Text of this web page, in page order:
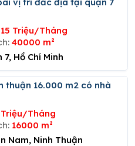
Triệu/Tháng
40000 m²
Hồ Chí Minh
Triệu/Tháng
16000 m²
Nam, Ninh Thuận